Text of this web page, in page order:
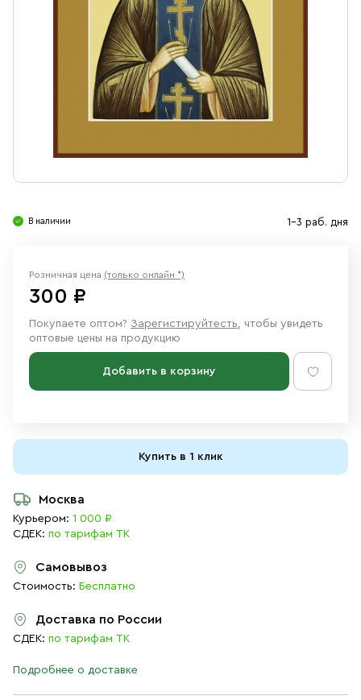
Ювелирные изделия
В наличии 1-3 раб. дня
Розничная цена (только онлайн *)
300 ₽
Покупаете оптом? Зарегистируйтесть, чтобы увидеть
оптовые цены на продукцию
Добавить в корзину
Купить в 1 клик
Москва
Курьером: 1 000 ₽
СДЕК: по тарифам ТК
Самовывоз
Стоимость: Бесплатно
Доставка по России
СДЕК: по тарифам ТК
Подробнее о доставке